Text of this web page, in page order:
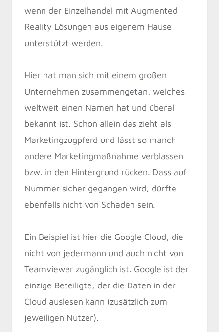
wenn der Einzelhandel mit Augmented
Reality Lösungen aus eigenem Hause
unterstützt werden.
Hier hat man sich mit einem großen
Unternehmen zusammengetan, welches
weltweit einen Namen hat und überall
bekannt ist. Schon allein das zieht als
Marketingzugpferd und lässt so manch
andere Marketingmaßnahme verblassen
bzw. in den Hintergrund rücken. Dass auf
Nummer sicher gegangen wird, dürfte
ebenfalls nicht von Schaden sein.
Ein Beispiel ist hier die Google Cloud, die
nicht von jedermann und auch nicht von
Teamviewer zugänglich ist. Google ist der
einzige Beteiligte, der die Daten in der
Cloud auslesen kann (zusätzlich zum
jeweiligen Nutzer).